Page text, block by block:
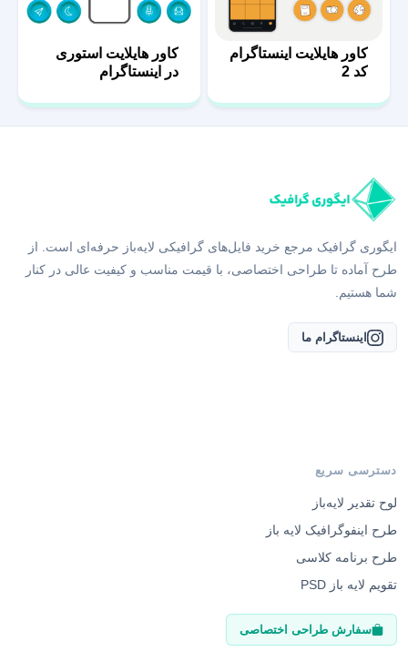
کاور هایلایت اینستاگرام
کد 2
کاور هایلایت استوری
در اینستاگرام
ایگوری گرافیک مرجع خرید فایل‌های گرافیکی لایه‌باز حرفه‌ای است. از
طرح آماده تا طراحی اختصاصی، با قیمت مناسب و کیفیت عالی در کنار
شما هستیم.
اینستاگرام ما
دسترسی سریع
لوح تقدیر لایه‌باز
طرح اینفوگرافیک لایه باز
طرح برنامه کلاسی
تقویم لایه باز PSD
سفارش طراحی اختصاصی